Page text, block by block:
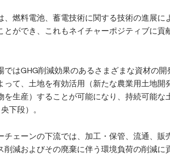
、燃料電池、蓄電技術に関する技術の進展に
とができ、これもネイチャーポジティブに貢
ではGHG削減効果のあるさまざまな資材の
って、土地を有効活用（新たな農業用土地開
を生産）することが可能になり、持続可能な
下段）。
チェーンの下流では、加工・保管、流通、販
削減およびその廃棄に伴う環境負荷の削減に